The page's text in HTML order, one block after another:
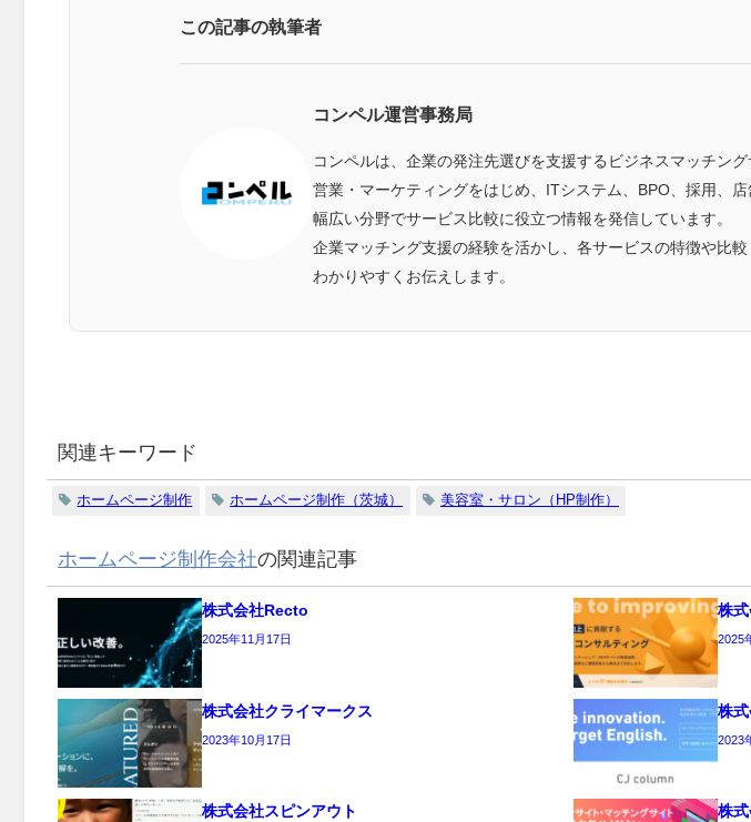
この記事の執筆者
コンペル運営事務局
コンペルは、企業の発注先選びを支援するビジネスマッチング
営業・マーケティングをはじめ、ITシステム、BPO、採用、店
幅広い分野でサービス比較に役立つ情報を発信しています。
企業マッチング支援の経験を活かし、各サービスの特徴や比
わかりやすくお伝えします。
関連キーワード
ホームページ制作 ホームページ制作（茨城） 美容室・サロン（HP制作）
ホームページ制作会社の関連記事
株式会社Recto
2025年11月17日
株式
2025
株式会社クライマークス
2023年10月17日
株
2023
株式会社スピンアウト 株